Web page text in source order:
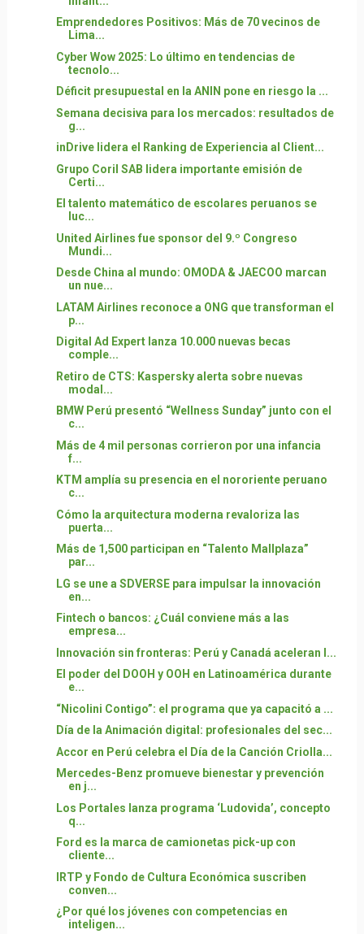
Emprendedores Positivos: Más de 70 vecinos de
Lima...
Cyber Wow 2025: Lo último en tendencias de
tecnolo...
Déficit presupuestal en la ANIN pone en riesgo la ...
Semana decisiva para los mercados: resultados de
g...
inDrive lidera el Ranking de Experiencia al Client...
Grupo Coril SAB lidera importante emisión de
Certi...
El talento matemático de escolares peruanos se
luc...
United Airlines fue sponsor del 9.º Congreso
Mundi...
Desde China al mundo: OMODA & JAECOO marcan
un nue...
LATAM Airlines reconoce a ONG que transforman el
p...
Digital Ad Expert lanza 10.000 nuevas becas
comple...
Retiro de CTS: Kaspersky alerta sobre nuevas
modal...
BMW Perú presentó “Wellness Sunday” junto con el
c...
Más de 4 mil personas corrieron por una infancia
f...
KTM amplía su presencia en el nororiente peruano
c...
Cómo la arquitectura moderna revaloriza las
puerta...
Más de 1,500 participan en “Talento Mallplaza”
par...
LG se une a SDVERSE para impulsar la innovación
en...
Fintech o bancos: ¿Cuál conviene más a las
empresa...
Innovación sin fronteras: Perú y Canadá aceleran l...
El poder del DOOH y OOH en Latinoamérica durante
e...
“Nicolini Contigo”: el programa que ya capacitó a ...
Día de la Animación digital: profesionales del sec...
Accor en Perú celebra el Día de la Canción Criolla...
Mercedes-Benz promueve bienestar y prevención
en j...
Los Portales lanza programa ‘Ludovida’, concepto
q...
Ford es la marca de camionetas pick-up con
cliente...
IRTP y Fondo de Cultura Económica suscriben
conven...
¿Por qué los jóvenes con competencias en
inteligen...